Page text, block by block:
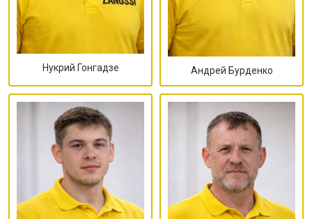
Нукрий Гонгадзе Андрей Бурденко